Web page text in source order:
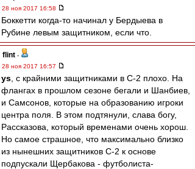
28 ноя 2017 16:58
Боккетти когда-то начинал у Бердыева в
Рубине левым защитником, если что.
flint -
28 ноя 2017 16:57
ys , с крайними защитниками в С-2 плохо. На
флангах в прошлом сезоне бегали и Шанбиев,
и Самсонов, которые на образованию игроки
центра поля. В этом подтянули, слава богу,
Рассказова, который временами очень хорош.
Но самое страшное, что максимально близко
из нынешних защитников С-2 к основе
подпускали Щербакова - футболиста-